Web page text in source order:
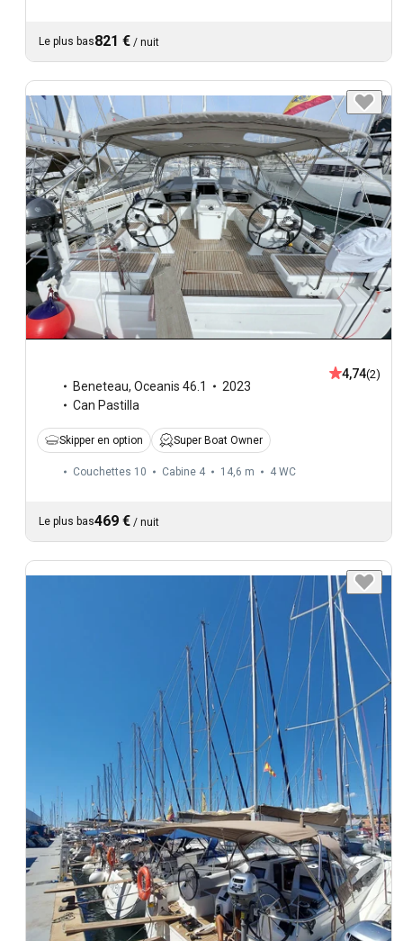
Le plus bas821 € / nuit
Beneteau, Oceanis 46.1
2023
Can Pastilla
4,74(2)
Skipper en option Super Boat Owner
Couchettes 10 Cabine 4 14,6 m 4 WC
Le plus bas469 € / nuit